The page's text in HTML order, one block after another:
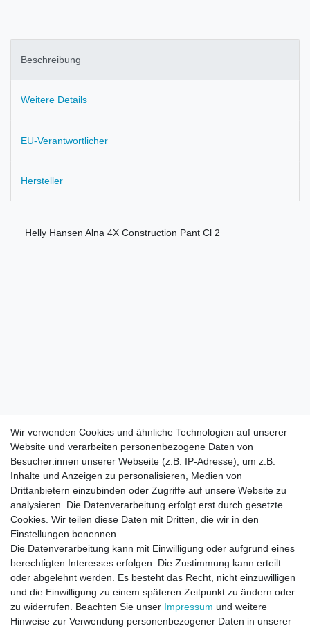
Beschreibung
Weitere Details
EU-Verantwortlicher
Hersteller
Helly Hansen Alna 4X Construction Pant Cl 2
Direktkontakt per Telefon unter 04331 / 4928-910
Wir verwenden Cookies und ähnliche Technologien auf unserer
Website und verarbeiten personenbezogene Daten von
Besucher:innen unserer Webseite (z.B. IP-Adresse), um z.B.
Inhalte und Anzeigen zu personalisieren, Medien von
Drittanbietern einzubinden oder Zugriffe auf unsere Website zu
analysieren. Die Datenverarbeitung erfolgt erst durch gesetzte
Cookies. Wir teilen diese Daten mit Dritten, die wir in den
Einstellungen benennen.
Die Datenverarbeitung kann mit Einwilligung oder aufgrund eines
berechtigten Interesses erfolgen. Die Zustimmung kann erteilt
oder abgelehnt werden. Es besteht das Recht, nicht einzuwilligen
und die Einwilligung zu einem späteren Zeitpunkt zu ändern oder
zu widerrufen. Beachten Sie unser Impressum und weitere
Hinweise zur Verwendung personenbezogener Daten in unserer